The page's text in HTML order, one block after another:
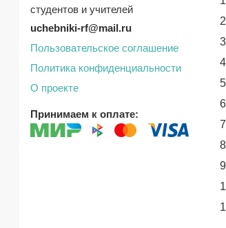
студентов и учителей
uchebniki-rf@mail.ru
Пользовательское соглашение
Политика конфиденциальности
О проекте
Принимаем к оплате: